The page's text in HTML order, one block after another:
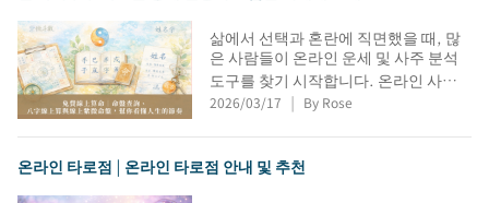
전하게 보관할 수 있도록 돕는 앱들도
함께 소개합니다.
삶에서 선택과 혼란에 직면했을 때, 많
은 사람들이 온라인 운세 및 사주 분석
도구를 찾기 시작합니다. 온라인 사주
팔자 계산, 자미두수, 이름 수비학 분석
다. 이 글에서는 여러 무료 사주팔자, 자
2026/03/17 By Rose
온라인 타로점 | 온라인 타로점 안내 및 추천